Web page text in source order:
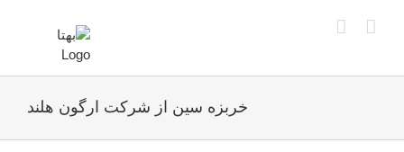
خربزه سین از شرکت ارگون هلند